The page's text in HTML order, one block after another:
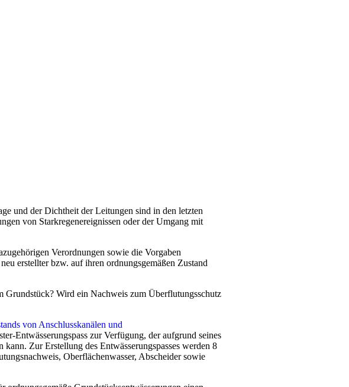
und der Dichtheit der Leitungen sind in den letzten
von Starkregenereignissen oder der Umgang mit
Verordnungen sowie die Vorgaben
erstellter bzw. auf ihren ordnungsgemäßen Zustand
Grundstück? Wird ein Nachweis zum Überflutungsschutz
von Anschlusskanälen und
Entwässerungspass zur Verfügung, der aufgrund seines
Zur Erstellung des Entwässerungspasses werden 8
Oberflächenwasser, Abscheider sowie